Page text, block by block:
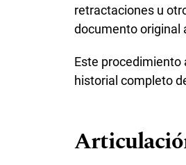
retractaciones u
documento original
Este procedimiento
historial completo